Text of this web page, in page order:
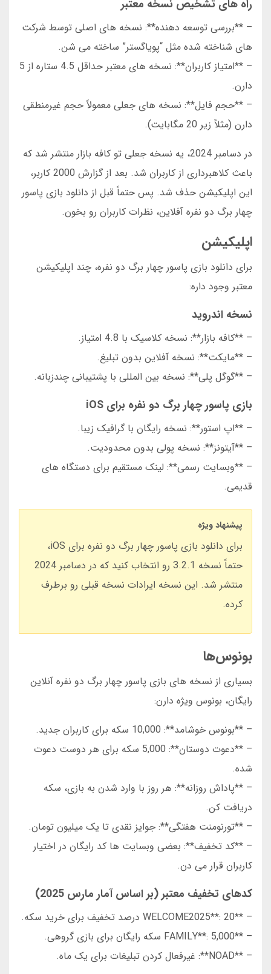
راه های تشخیص نسخه معتبر
– **بررسی توسعه دهنده**: نسخه های اصلی توسط شرکت
های شناخته شده مثل “پویاگستر” ساخته می شن.
– **امتیاز کاربران**: نسخه های معتبر حداقل 4.5 ستاره از 5
دارن.
– **حجم فایل**: نسخه های جعلی معمولاً حجم غیرمنطقی
دارن (مثلاً زیر 20 مگابایت).
در دسامبر 2024، یه نسخه جعلی تو کافه بازار منتشر شد که
باعث کلاهبرداری از کاربران شد. بعد از گزارش 2000 کاربر،
این اپلیکیشن حذف شد. پس حتماً قبل از دانلود بازی پاسور
چهار برگ دو نفره آفلاین، نظرات کاربران رو بخون.
اپلیکیشن
برای دانلود بازی پاسور چهار برگ دو نفره، چند اپلیکیشن
معتبر وجود داره:
نسخه اندروید
– **کافه بازار**: نسخه کلاسیک با 4.8 امتیاز.
– **مایکت**: نسخه آفلاین بدون تبلیغ.
– **گوگل پلی**: نسخه بین المللی با پشتیبانی چندزبانه.
بازی پاسور چهار برگ دو نفره برای iOS
– **اپ استور**: نسخه رایگان با گرافیک زیبا.
– **آیتونز**: نسخه پولی بدون محدودیت.
– **وبسایت رسمی**: لینک مستقیم برای دستگاه های
قدیمی.
پیشنهاد ویژه
برای دانلود بازی پاسور چهار برگ دو نفره برای iOS،
حتماً نسخه 3.2.1 رو انتخاب کنید که در دسامبر 2024
منتشر شد. این نسخه ایرادات نسخه قبلی رو برطرف
کرده.
بونوس‌ها
بسیاری از نسخه های بازی پاسور چهار برگ دو نفره آنلاین
رایگان، بونوس ویژه دارن:
– **بونوس خوشامد**: 10,000 سکه برای کاربران جدید.
– **دعوت دوستان**: 5,000 سکه برای هر دوست دعوت
شده.
– **پاداش روزانه**: هر روز با وارد شدن به بازی، سکه
دریافت کن.
– **تورنومنت هفتگی**: جوایز نقدی تا یک میلیون تومان.
– **کد تخفیف**: بعضی وبسایت ها کد رایگان در اختیار
کاربران قرار می دن.
کدهای تخفیف معتبر (بر اساس آمار مارس 2025)
– **WELCOME2025**: 20 درصد تخفیف برای خرید سکه.
– **FAMILY**: 5,000 سکه رایگان برای بازی گروهی.
– **NOAD**: غیرفعال کردن تبلیغات برای یک ماه.